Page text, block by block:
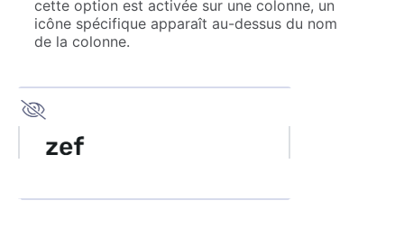
cette option est activée sur une colonne, un
icône spécifique apparaît au-dessus du nom
de la colonne.